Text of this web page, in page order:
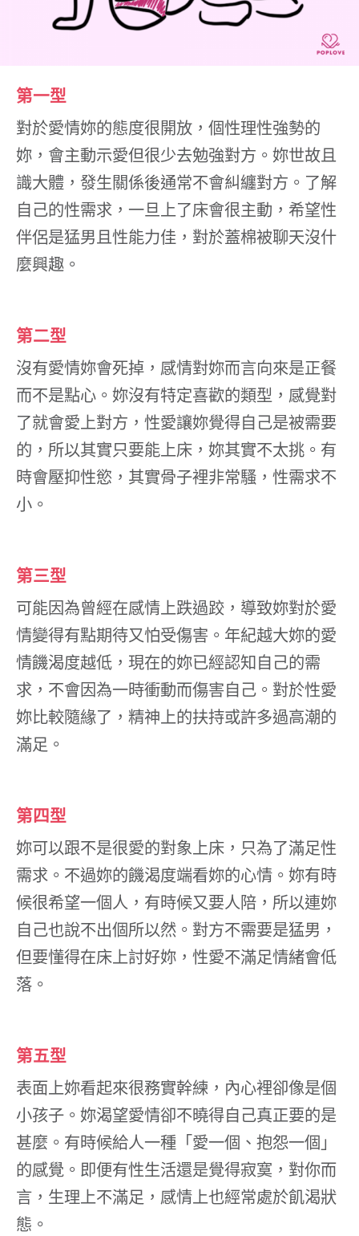
第一型
對於愛情妳的態度很開放，個性理性強勢的
妳，會主動示愛但很少去勉強對方。妳世故且
識大體，發生關係後通常不會糾纏對方。了解
自己的性需求，一旦上了床會很主動，希望性
伴侶是猛男且性能力佳，對於蓋棉被聊天沒什
麼興趣。
第二型
沒有愛情妳會死掉，感情對妳而言向來是正餐
而不是點心。妳沒有特定喜歡的類型，感覺對
了就會愛上對方，性愛讓妳覺得自己是被需要
的，所以其實只要能上床，妳其實不太挑。有
時會壓抑性慾，其實骨子裡非常騷，性需求不
小。
第三型
可能因為曾經在感情上跌過跤，導致妳對於愛
情變得有點期待又怕受傷害。年紀越大妳的愛
情饑渴度越低，現在的妳已經認知自己的需
求，不會因為一時衝動而傷害自己。對於性愛
妳比較隨緣了，精神上的扶持或許多過高潮的
滿足。
第四型
妳可以跟不是很愛的對象上床，只為了滿足性
需求。不過妳的饑渴度端看妳的心情。妳有時
候很希望一個人，有時候又要人陪，所以連妳
自己也說不出個所以然。對方不需要是猛男，
但要懂得在床上討好妳，性愛不滿足情緒會低
落。
第五型
表面上妳看起來很務實幹練，內心裡卻像是個
小孩子。妳渴望愛情卻不曉得自己真正要的是
甚麼。有時候給人一種「愛一個、抱怨一個」
的感覺。即便有性生活還是覺得寂寞，對你而
言，生理上不滿足，感情上也經常處於飢渴狀
態。